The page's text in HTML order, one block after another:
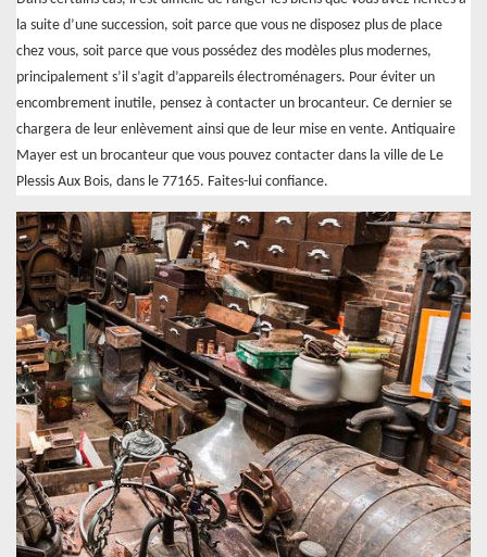
la suite d’une succession, soit parce que vous ne disposez plus de place
chez vous, soit parce que vous possédez des modèles plus modernes,
principalement s’il s’agit d’appareils électroménagers. Pour éviter un
encombrement inutile, pensez à contacter un brocanteur. Ce dernier se
chargera de leur enlèvement ainsi que de leur mise en vente. Antiquaire
Mayer est un brocanteur que vous pouvez contacter dans la ville de Le
Plessis Aux Bois, dans le 77165. Faites-lui confiance.